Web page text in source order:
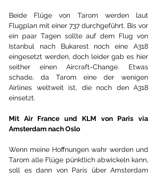
Beide Flüge von Tarom werden laut
Flugplan mit einer 737 durchgeführt. Bis vor
ein paar Tagen sollte auf dem Flug von
Istanbul nach Bukarest noch eine A318
eingesetzt werden, doch leider gab es hier
seither einen Aircraft-Change. Etwas
schade, da Tarom eine der wenigen
Airlines weltweit ist, die noch den A318
einsetzt.
Mit Air France und KLM von Paris via
Amsterdam nach Oslo
Wenn meine Hoffnungen wahr werden und
Tarom alle Flüge pünktlich abwickeln kann,
soll es dann von Paris über Amsterdam